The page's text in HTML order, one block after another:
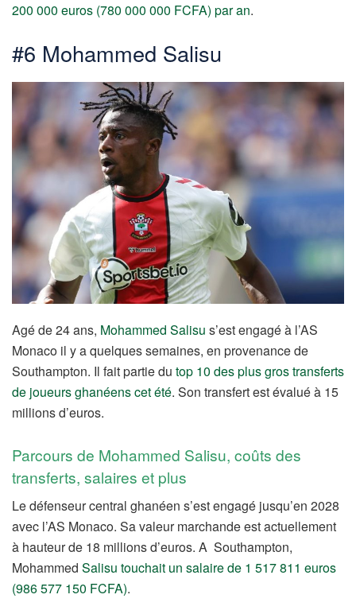
200 000 euros (780 000 000 FCFA) par an.
#6 Mohammed Salisu
Agé de 24 ans, Mohammed Salisu s’est engagé à l’AS
Monaco il y a quelques semaines, en provenance de
Southampton. Il fait partie du top 10 des plus gros transferts
de joueurs ghanéens cet été. Son transfert est évalué à 15
millions d’euros.
Parcours de Mohammed Salisu, coûts des
transferts, salaires et plus
Le défenseur central ghanéen s’est engagé jusqu’en 2028
avec l’AS Monaco. Sa valeur marchande est actuellement
à hauteur de 18 millions d’euros. A Southampton,
Mohammed Salisu touchait un salaire de 1 517 811 euros
(986 577 150 FCFA).